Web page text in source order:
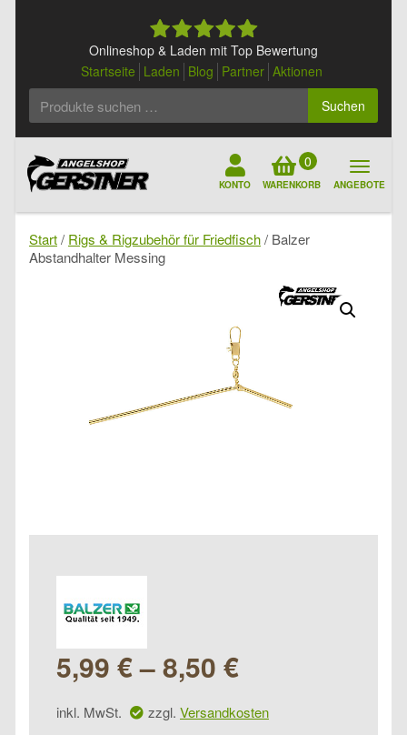
Onlineshop & Laden mit Top Bewertung
Startseite Laden Blog Partner Aktionen
Suchen
KONTO
0
WARENKORB ANGEBOTE
Start/ Rigs & Rigzubehör für Friedfisch/ Balzer
Abstandhalter Messing
5,99 €–8,50 €
inkl. MwSt. zzgl. Versandkosten